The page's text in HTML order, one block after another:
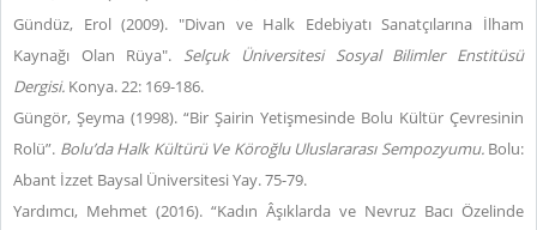
Gündüz, Erol (2009). "Divan ve Halk Edebiyatı Sanatçılarına İlham
Kaynağı Olan Rüya". Selçuk Üniversitesi Sosyal Bilimler Enstitüsü
Dergisi. Konya. 22: 169-186.
Güngör, Şeyma (1998). “Bir Şairin Yetişmesinde Bolu Kültür Çevresinin
Rolü”. Bolu’da Halk Kültürü Ve Köroğlu Uluslararası Sempozyumu. Bolu:
Abant İzzet Baysal Üniversitesi Yay. 75-79.
Yardımcı, Mehmet (2016). “Kadın Âşıklarda ve Nevruz Bacı Özelinde